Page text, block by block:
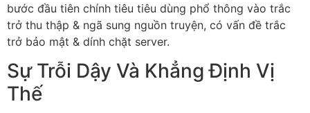
bước đầu tiên chính tiêu tiêu dùng phổ thông vào trắc
trở thu thập & ngã sung nguồn truyện, có vấn đề trắc
trở bảo mật & dính chặt server.
Sự Trỗi Dậy Và Khẳng Định Vị
Thế